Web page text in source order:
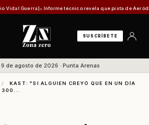
Informe técnico revela que pista de Aeródromo
SUSCRÍBETE
de agosto de 2026 · Punta Arenas
/
KAST: "SI ALGUIEN CREYÓ QUE EN UN DÍA
300...